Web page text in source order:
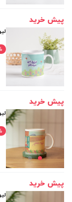
پیش خرید
پیش خرید
پیش خرید